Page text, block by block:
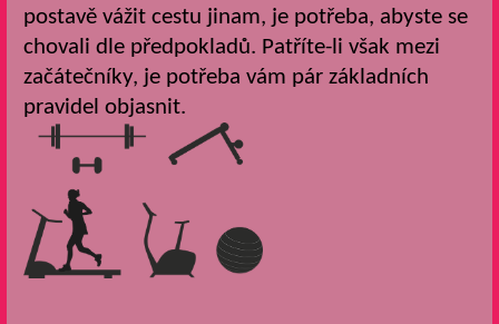
postavě vážit cestu jinam, je potřeba, abyste se
chovali dle předpokladů. Patříte-li však mezi
začátečníky, je potřeba vám pár základních
pravidel objasnit.